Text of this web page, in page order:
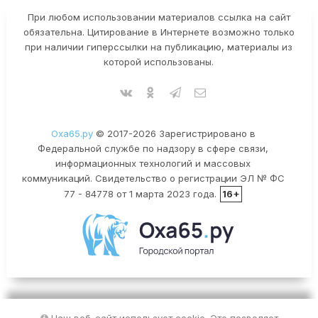
При любом использовании материалов ссылка на сайт
обязательна. Цитирование в Интернете возможно только
при наличии гиперссылки на публикацию, материалы из
которой использованы.
Оха65.ру© 2017-2026 Зарегистрировано в
Федеральной службе по надзору в сфере связи,
информационных технологий и массовых
коммуникаций. Свидетельство о регистрации ЭЛ № ФС
77 - 84778 от 1 марта 2023 года.
16+